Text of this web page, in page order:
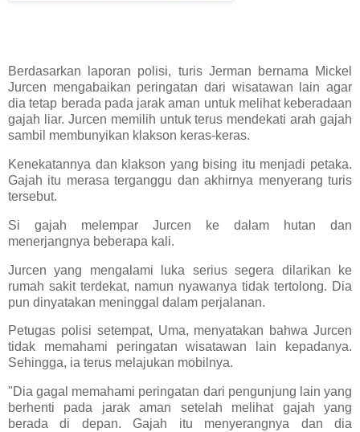
Berdasarkan laporan polisi, turis Jerman bernama Mickel
Jurcen mengabaikan peringatan dari wisatawan lain agar
dia tetap berada pada jarak aman untuk melihat keberadaan
gajah liar. Jurcen memilih untuk terus mendekati arah gajah
sambil membunyikan klakson keras-keras.
Kenekatannya dan klakson yang bising itu menjadi petaka.
Gajah itu merasa terganggu dan akhirnya menyerang turis
tersebut.
Si gajah melempar Jurcen ke dalam hutan dan
menerjangnya beberapa kali.
Jurcen yang mengalami luka serius segera dilarikan ke
rumah sakit terdekat, namun nyawanya tidak tertolong. Dia
pun dinyatakan meninggal dalam perjalanan.
Petugas polisi setempat, Uma, menyatakan bahwa Jurcen
tidak memahami peringatan wisatawan lain kepadanya.
Sehingga, ia terus melajukan mobilnya.
"Dia gagal memahami peringatan dari pengunjung lain yang
berhenti pada jarak aman setelah melihat gajah yang
berada di depan. Gajah itu menyerangnya dan dia